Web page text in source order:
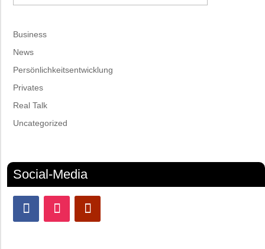
Business
News
Persönlichkeitsentwicklung
Privates
Real Talk
Uncategorized
Social-Media